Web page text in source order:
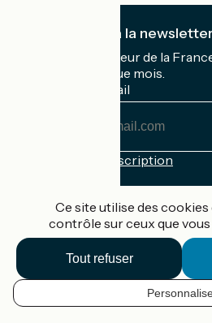
FR
Je m'abonne à la newsletter
Recevez le meilleur de la
boîte mail chaque mois.
Mon adresse mail
Conditions d'inscription
Accueil Vélo Pro
Contact
Mentions légales
Ce site utilise des
contrôle sur ceux que
Tout refuser